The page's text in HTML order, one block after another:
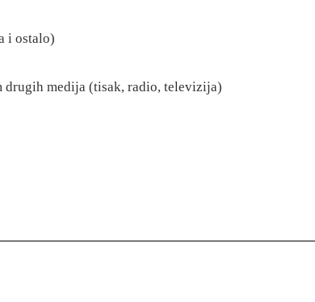
i ostalo)
drugih medija (tisak, radio, televizija)